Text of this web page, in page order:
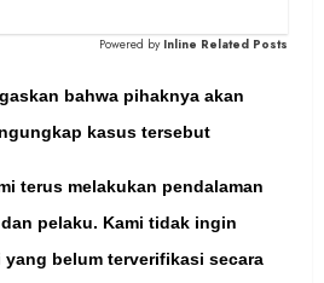
Powered by Inline Related Posts
bahwa pihaknya akan
kasus tersebut
terus melakukan pendalaman
pelaku. Kami tidak ingin
yang belum terverifikasi secara